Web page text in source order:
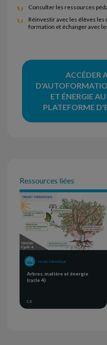
Consulter les ressources
Réinvestir avec les élèves
formation et échanger avec
ACCÉDER
ET ÉNERGIE
PLATEFORME
Ressources liées
PROJET THÉMATIQUE
Arbres, matière et énergie
(cycle 4)
C4